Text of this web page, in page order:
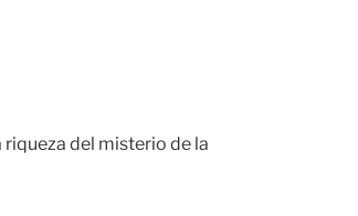
del misterio de la